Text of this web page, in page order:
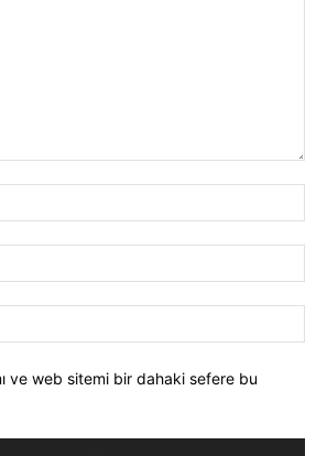
ve web sitemi bir dahaki sefere bu